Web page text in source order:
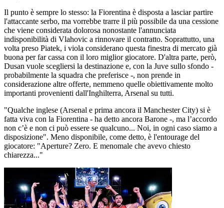
Il punto è sempre lo stesso: la Fiorentina è disposta a lasciar partire
l'attaccante serbo, ma vorrebbe trarre il più possibile da una cessione
che viene considerata dolorosa nonostante l'annunciata
indisponibilità di Vlahovic a rinnovare il contratto. Soprattutto, una
volta preso Piatek, i viola considerano questa finestra di mercato già
buona per far cassa con il loro miglior giocatore. D'altra parte, però,
Dusan vuole scegliersi la destinazione e, con la Juve sullo sfondo -
probabilmente la squadra che preferisce -, non prende in
considerazione altre offerte, nemmeno quelle obiettivamente molto
importanti provenienti dall'Inghilterra, Arsenal su tutti.
"​Qualche inglese (Arsenal e prima ancora il Manchester City) si è
fatta viva con la Fiorentina - ha detto ancora Barone -, ma l’accordo
non c’è e non ci può essere se qualcuno... Noi, in ogni caso siamo a
disposizione". Meno disponibile, come detto, è l'entourage del
giocatore: "Aperture? Zero. E menomale che avevo chiesto
chiarezza..."